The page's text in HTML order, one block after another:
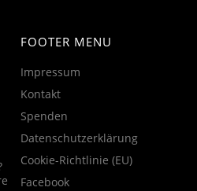
FOOTER MENU
Impressum
Kontakt
Spenden
Datenschutzerklärung
Cookie-Richtlinie (EU)
Facebook